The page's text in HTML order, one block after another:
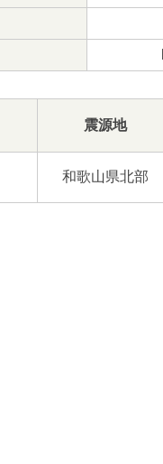
震源地
和歌山県北部